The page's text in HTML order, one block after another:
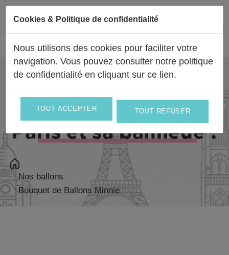
Passer au contenu
Livraison partout enFrance
Europe
et le jour même sur
Paris et sa banlieue !
Nos ballons
Bouquet de Ballons Minnie
Cookies & Politique de confidentialité
Nous utilisons des cookies pour faciliter votre
navigation. Vous pouvez consulter notre politique
de confidentialité en cliquant sur ce lien.
TOUT ACCEPTER TOUT REFUSER